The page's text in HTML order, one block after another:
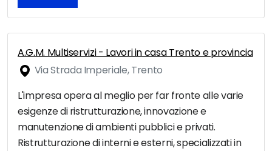
A.G.M. Multiservizi - Lavori in casa Trento e provincia
Via Strada Imperiale, Trento
L'impresa opera al meglio per far fronte alle varie
esigenze di ristrutturazione, innovazione e
manutenzione di ambienti pubblici e privati.
Ristrutturazione di interni e esterni, specializzati in